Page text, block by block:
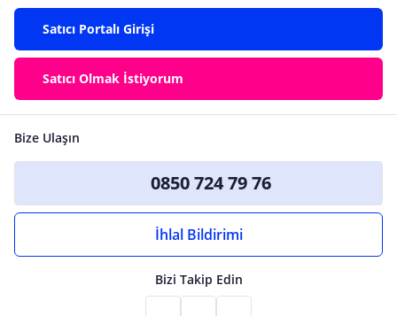
Satıcı Portalı Girişi
Satıcı Olmak İstiyorum
Bize Ulaşın
0850 724 79 76
İhlal Bildirimi
Bizi Takip Edin